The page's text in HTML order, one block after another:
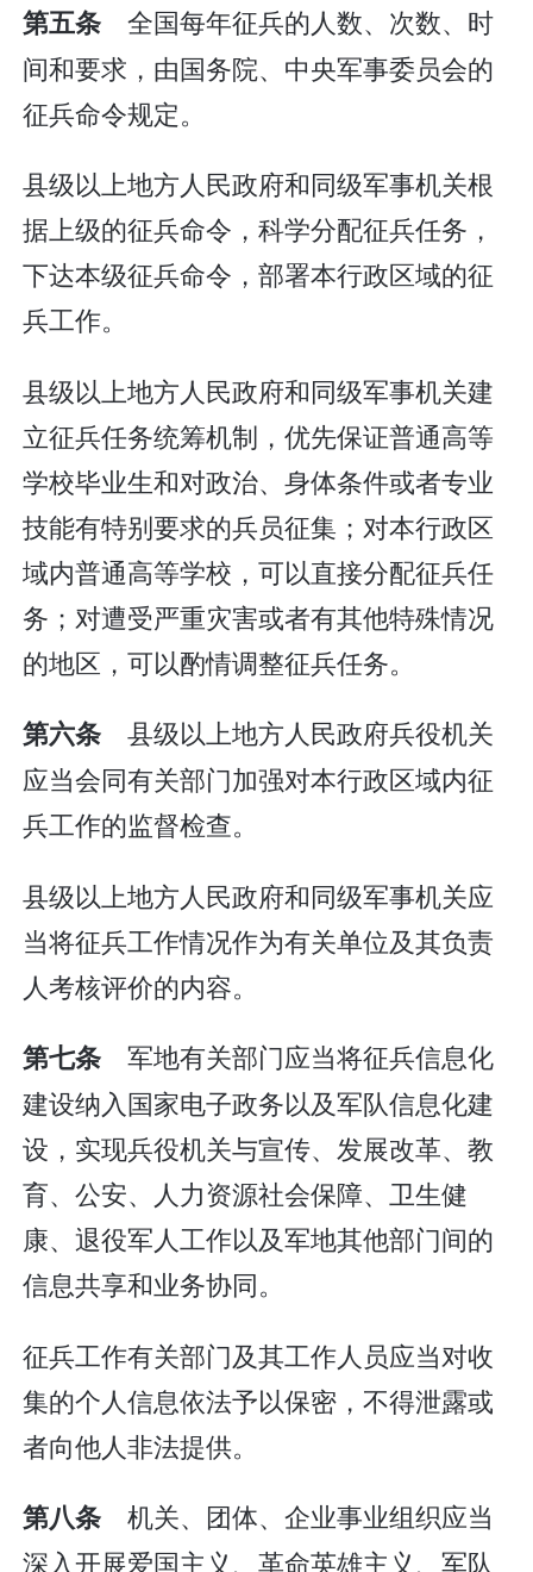
第五条 全国每年征兵的人数、次数、时
间和要求，由国务院、中央军事委员会的
征兵命令规定。
县级以上地方人民政府和同级军事机关根
据上级的征兵命令，科学分配征兵任务，
下达本级征兵命令，部署本行政区域的征
兵工作。
县级以上地方人民政府和同级军事机关建
立征兵任务统筹机制，优先保证普通高等
学校毕业生和对政治、身体条件或者专业
技能有特别要求的兵员征集；对本行政区
域内普通高等学校，可以直接分配征兵任
务；对遭受严重灾害或者有其他特殊情况
的地区，可以酌情调整征兵任务。
第六条 县级以上地方人民政府兵役机关
应当会同有关部门加强对本行政区域内征
兵工作的监督检查。
县级以上地方人民政府和同级军事机关应
当将征兵工作情况作为有关单位及其负责
人考核评价的内容。
第七条 军地有关部门应当将征兵信息化
建设纳入国家电子政务以及军队信息化建
设，实现兵役机关与宣传、发展改革、教
育、公安、人力资源社会保障、卫生健
康、退役军人工作以及军地其他部门间的
信息共享和业务协同。
征兵工作有关部门及其工作人员应当对收
集的个人信息依法予以保密，不得泄露或
者向他人非法提供。
第八条 机关、团体、企业事业组织应当
深入开展爱国主义、革命英雄主义、军队